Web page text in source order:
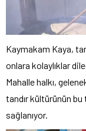
Kaymakam Kaya,
onlara kolaylıklar
Mahalle halkı,
tandır kültürünün
sağlanıyor.